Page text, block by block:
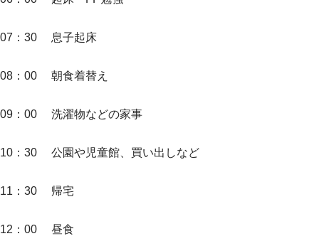
07：30 息子起床
08：00 朝食着替え
09：00 洗濯物などの家事
10：30 公園や児童館、買い出しなど
11：30 帰宅
12：00 昼食